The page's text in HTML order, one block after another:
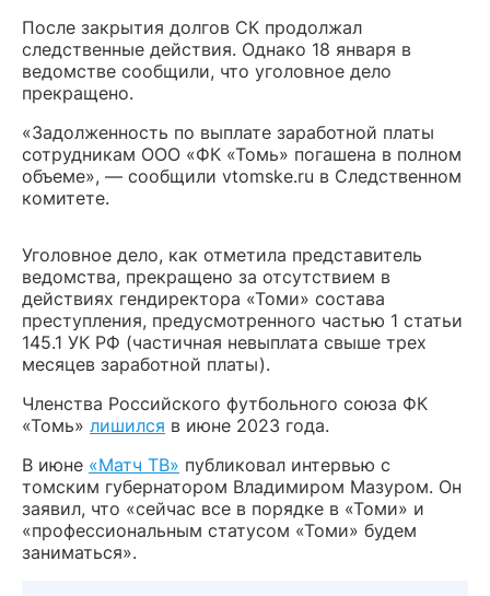
После закрытия долгов СК продолжал
следственные действия. Однако 18 января в
ведомстве сообщили, что уголовное дело
прекращено.
«Задолженность по выплате заработной платы
сотрудникам ООО «ФК «Томь» погашена в полном
объеме», — сообщили vtomske.ru в Следственном
комитете.
Уголовное дело, как отметила представитель
ведомства, прекращено за отсутствием в
действиях гендиректора «Томи» состава
преступления, предусмотренного частью 1 статьи
145.1 УК РФ (частичная невыплата свыше трех
месяцев заработной платы).
Членства Российского футбольного союза ФК
«Томь» лишился в июне 2023 года.
В июне «Матч ТВ» публиковал интервью с
томским губернатором Владимиром Мазуром. Он
заявил, что «сейчас все в порядке в «Томи» и
«профессиональным статусом «Томи» будем
заниматься».